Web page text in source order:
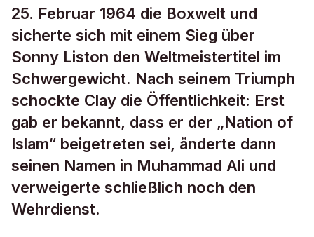
Der etwas andere Champion
25. Februar 1964 die Boxwelt und
sicherte sich mit einem Sieg über
Sonny Liston den Weltmeistertitel im
Schwergewicht. Nach seinem Triumph
schockte Clay die Öffentlichkeit: Erst
gab er bekannt, dass er der „Nation of
Islam“ beigetreten sei, änderte dann
seinen Namen in Muhammad Ali und
verweigerte schließlich noch den
Wehrdienst.